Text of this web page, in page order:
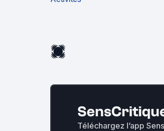
Téléchargez l’app